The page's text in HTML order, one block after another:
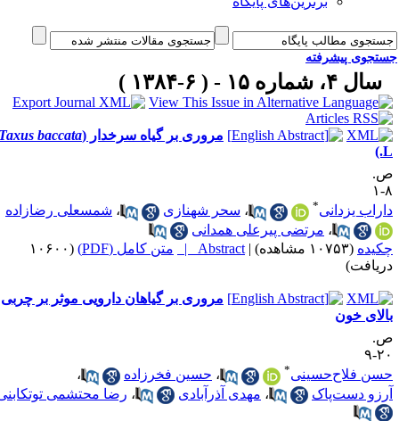
پیشرفته
شماره ۱۵ - ( ۶-۱۳۸۴ )
مروری بر گیاه سرخدار (Taxus baccata
یزدانی* ،سحر شهنازی ،شمسعلی رضازاده
،مرتضی پیرعلی همدانی
(۱۰۷۵۳ مشاهده) |
Abstract | متن کامل (PDF)
(۱۰۶۰۰
مروری بر گیاهان دارویی موثر بر چربی
خون
فلاح‌حسینی
،حسین فخرزاده
،
دست‌پاک
،مهدی آذرآبادی ،رضا محتشمی توتکابنی